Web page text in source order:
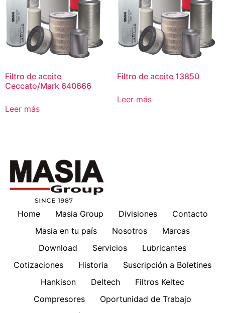
Filtro de aceite
Ceccato/Mark 640666
Leer más
Filtro de aceite 13850
Leer más
Home Masia Group Divisiones
Contacto
Masia en tu país
Nosotros
Marcas
Download
Servicios
Lubricantes
Cotizaciones
Historia
Suscripción a Boletines
Hankison
Deltech
Filtros Keltec
Compresores
Oportunidad de Trabajo